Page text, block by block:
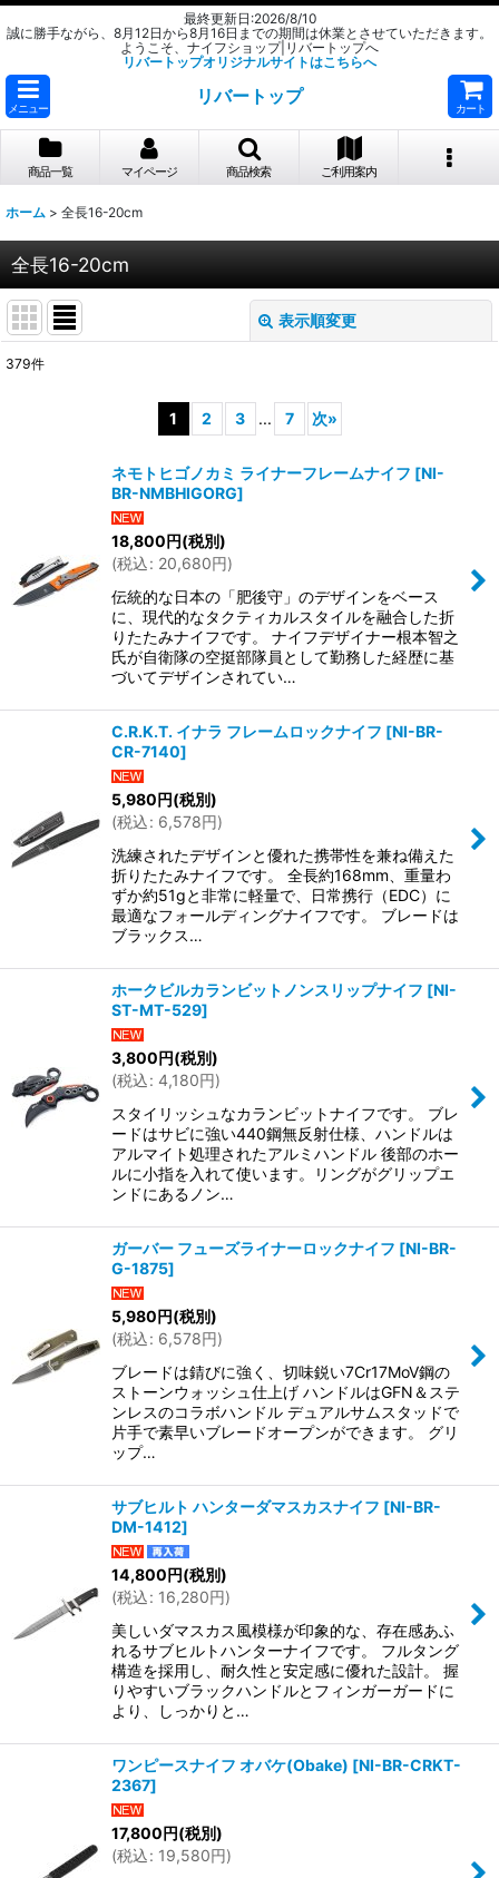
最終更新日:2026/8/10
誠に勝手ながら、8月12日から8月16日までの期間は休業とさせていただきます。
ようこそ、ナイフショップ|リバートップへ
リバートップオリジナルサイトはこちらへ
メニュー
リバートップ
カート
商品一覧 マイページ 商品検索 ご利用案内
ホーム > 全長16-20cm
全長16-20cm
表示順変更
絞り込む
379件
1 2 3 ... 7 次»
ネモトヒゴノカミ ライナーフレームナイフ [NI-
BR-NMBHIGORG]
18,800円(税別)
(税込: 20,680円)
伝統的な日本の「肥後守」のデザインをベース
に、現代的なタクティカルスタイルを融合した折
りたたみナイフです。 ナイフデザイナー根本智之
氏が自衛隊の空挺部隊員として勤務した経歴に基
づいてデザインされてい…
C.R.K.T. イナラ フレームロックナイフ [NI-BR-
CR-7140]
5,980円(税別)
(税込: 6,578円)
洗練されたデザインと優れた携帯性を兼ね備えた
折りたたみナイフです。 全長約168mm、重量わ
ずか約51gと非常に軽量で、日常携行（EDC）に
最適なフォールディングナイフです。 ブレードは
ブラックス…
ホークビルカランビットノンスリップナイフ [NI-
ST-MT-529]
3,800円(税別)
(税込: 4,180円)
スタイリッシュなカランビットナイフです。 ブレ
ードはサビに強い440鋼無反射仕様、ハンドルは
アルマイト処理されたアルミハンドル 後部のホー
ルに小指を入れて使います。リングがグリップエ
ンドにあるノン…
ガーバー フューズライナーロックナイフ [NI-BR-
G-1875]
5,980円(税別)
(税込: 6,578円)
ブレードは錆びに強く、切味鋭い7Cr17MoV鋼の
ストーンウォッシュ仕上げ ハンドルはGFN＆ステ
ンレスのコラボハンドル デュアルサムスタッドで
片手で素早いブレードオープンができます。 グリ
ップ…
サブヒルト ハンターダマスカスナイフ [NI-BR-
DM-1412]
14,800円(税別)
(税込: 16,280円)
美しいダマスカス風模様が印象的な、存在感あふ
れるサブヒルトハンターナイフです。 フルタング
構造を採用し、耐久性と安定感に優れた設計。 握
りやすいブラックハンドルとフィンガーガードに
より、しっかりと…
ワンピースナイフ オバケ(Obake) [NI-BR-CRKT-
2367]
17,800円(税別)
(税込: 19,580円)